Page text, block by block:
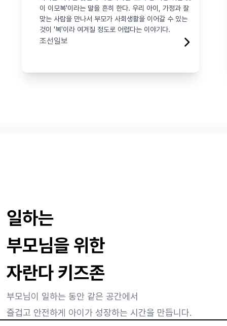
이 이모복'이라는 말을 흔히 한다. 우리 아이, 가정과 잘
맞는 사람을 만나서 부모가 사회생활을 이어갈 수 있는
것이 '복'이라 여겨질 정도로 어렵다는 이야기다.
조선일보
일하는
부모님을 위한
자란다 키즈존
부모님이 일하는 동안 같은 공간에서
즐겁고 안전하게 아이가 성장하는 시간을 만듭니다.